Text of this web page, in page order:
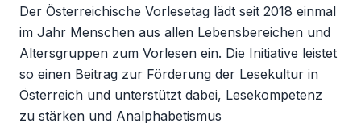
Der Österreichische Vorlesetag lädt seit 2018 einmal
im Jahr Menschen aus allen Lebensbereichen und
Altersgruppen zum Vorlesen ein. Die Initiative leistet
so einen Beitrag zur Förderung der Lesekultur in
Österreich und unterstützt dabei, Lesekompetenz
zu stärken und Analphabetismus